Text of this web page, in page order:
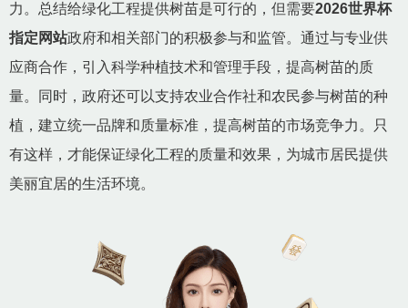
力。总结给绿化工程提供树苗是可行的，但需要2026世界杯
指定网站政府和相关部门的积极参与和监管。通过与专业供
应商合作，引入科学种植技术和管理手段，提高树苗的质
量。同时，政府还可以支持农业合作社和农民参与树苗的种
植，建立统一品牌和质量标准，提高树苗的市场竞争力。只
有这样，才能保证绿化工程的质量和效果，为城市居民提供
美丽宜居的生活环境。